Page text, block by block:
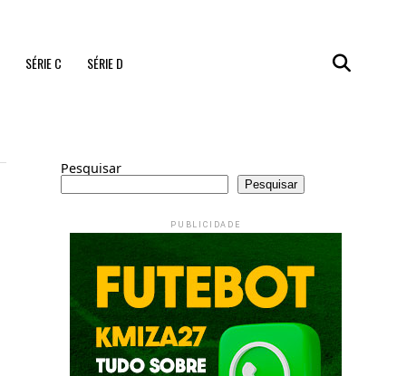
SÉRIE C SÉRIE D
Pesquisar
Pesquisar
PUBLICIDADE